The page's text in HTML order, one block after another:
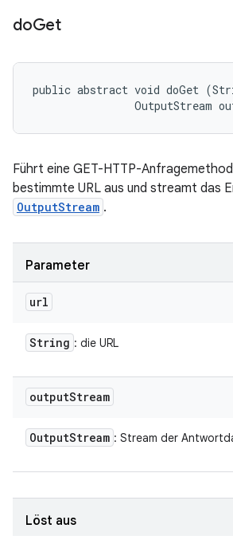
doGet
public abstract void doGet
OutputStream
Führt eine GET-HTTP-
bestimmte URL aus und streamt das
OutputStream .
Parameter
url
String : die URL
outputStream
OutputStream : Stream der
Löst aus